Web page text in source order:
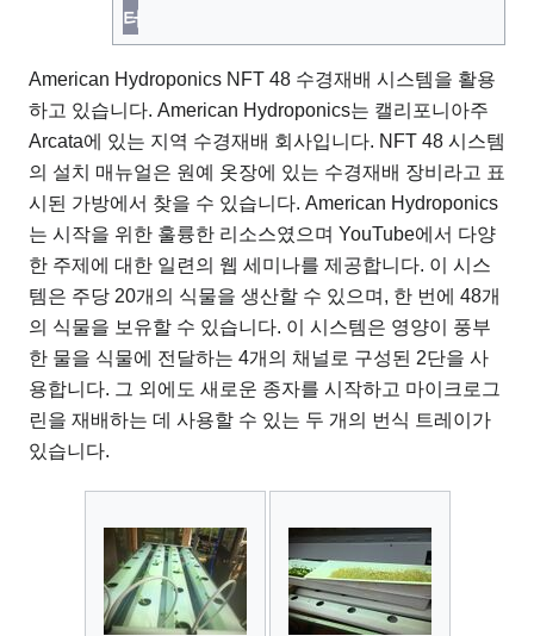
터
American Hydroponics NFT 48 수경재배 시스템을 활용
하고 있습니다. American Hydroponics는 캘리포니아주
Arcata에 있는 지역 수경재배 회사입니다. NFT 48 시스템
의 설치 매뉴얼은 원예 옷장에 있는 수경재배 장비라고 표
시된 가방에서 찾을 수 있습니다. American Hydroponics
는 시작을 위한 훌륭한 리소스였으며 YouTube에서 다양
한 주제에 대한 일련의 웹 세미나를 제공합니다. 이 시스
템은 주당 20개의 식물을 생산할 수 있으며, 한 번에 48개
의 식물을 보유할 수 있습니다. 이 시스템은 영양이 풍부
한 물을 식물에 전달하는 4개의 채널로 구성된 2단을 사
용합니다. 그 외에도 새로운 종자를 시작하고 마이크로그
린을 재배하는 데 사용할 수 있는 두 개의 번식 트레이가
있습니다.